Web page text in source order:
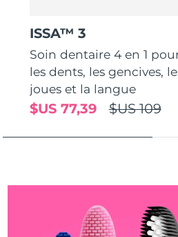
ISSA™ 3
Soin dentaire 4 en 1
les dents, les gencives,
joues et la langue
$US 109
$US 77,39
Turquie
Émirats arabes unis
Royaume-Uni
Viêt Nam